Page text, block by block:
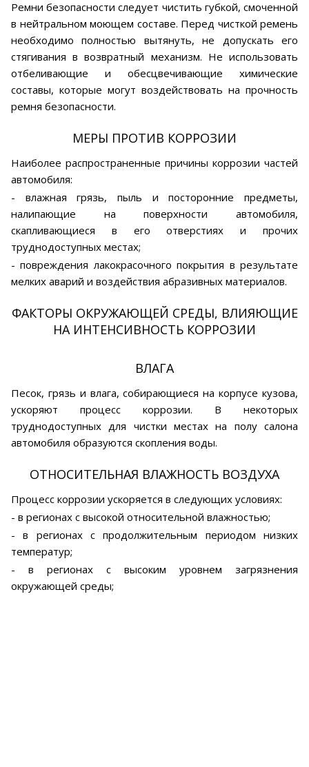
Ремни безопасности следует чистить губкой, смоченной
в нейтральном моющем составе. Перед чисткой ремень
необходимо полностью вытянуть, не допускать его
стягивания в возвратный механизм. Не использовать
отбеливающие и обесцвечивающие химические
составы, которые могут воздействовать на прочность
ремня безопасности.
МЕРЫ ПРОТИВ КОРРОЗИИ
Наиболее распространенные причины коррозии частей
автомобиля:
- влажная грязь, пыль и посторонние предметы,
налипающие на поверхности автомобиля,
скапливающиеся в его отверстиях и прочих
труднодоступных местах;
- повреждения лакокрасочного покрытия в результате
мелких аварий и воздействия абразивных материалов.
ФАКТОРЫ ОКРУЖАЮЩЕЙ СРЕДЫ, ВЛИЯЮЩИЕ
НА ИНТЕНСИВНОСТЬ КОРРОЗИИ
ВЛАГА
Песок, грязь и влага, собирающиеся на корпусе кузова,
ускоряют процесс коррозии. В некоторых
труднодоступных для чистки местах на полу салона
автомобиля образуются скопления воды.
ОТНОСИТЕЛЬНАЯ ВЛАЖНОСТЬ ВОЗДУХА
Процесс коррозии ускоряется в следующих условиях:
- в регионах с высокой относительной влажностью;
- в регионах с продолжительным периодом низких
температур;
- в регионах с высоким уровнем загрязнения
окружающей среды;